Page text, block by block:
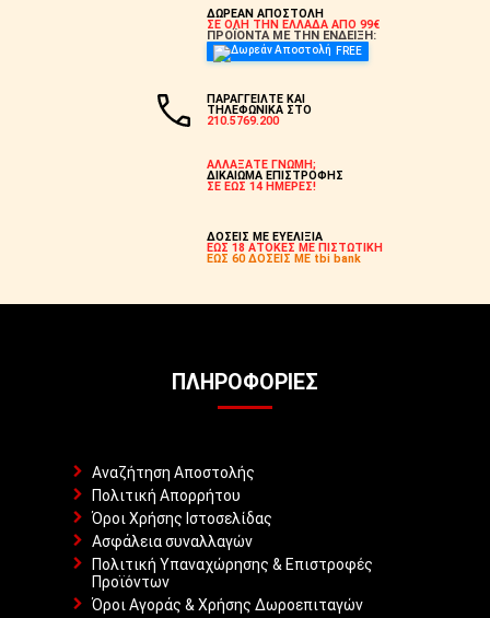
ΔΩΡΕΑΝ ΑΠΟΣΤΟΛΗ
ΣΕ ΟΛΗ ΤΗΝ ΕΛΛΑΔΑ ΑΠΟ 99€
ΠΡΟΪΟΝΤΑ ΜΕ ΤΗΝ ΕΝΔΕΙΞΗ:
FREE
ΠΑΡΑΓΓΕΙΛΤΕ ΚΑΙ
ΤΗΛΕΦΩΝΙΚΑ ΣΤΟ
210.5769.200
ΑΛΛΑΞΑΤΕ ΓΝΩΜΗ;
ΔΙΚΑΙΩΜΑ ΕΠΙΣΤΡΟΦΗΣ
ΣΕ ΕΩΣ 14 ΗΜΕΡΕΣ!
ΔΟΣΕΙΣ ΜΕ ΕΥΕΛΙΞΙΑ
ΕΩΣ 18 ΑΤΟΚΕΣ ΜΕ ΠΙΣΤΩΤΙΚΗ
ΕΩΣ 60 ΔΟΣΕΙΣ ΜΕ tbi bank
ΠΛΗΡΟΦΟΡΊΕΣ
Αναζήτηση Αποστολής
Πολιτική Απορρήτου
Όροι Χρήσης Ιστοσελίδας
Ασφάλεια συναλλαγών
Πολιτική Υπαναχώρησης & Επιστροφές
Προϊόντων
Όροι Αγοράς & Χρήσης Δωροεπιταγών